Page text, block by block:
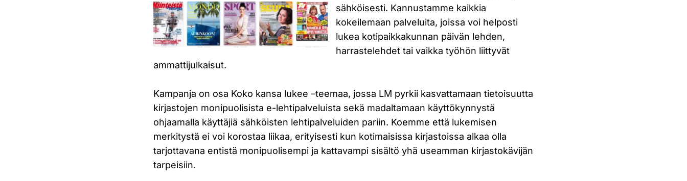
sähköisesti. Kannustamme kaikkia
kokeilemaan palveluita, joissa voi helposti
lukea kotipaikkakunnan päivän lehden,
harrastelehdet tai vaikka työhön liittyvät
ammattijulkaisut.
Kampanja on osa Koko kansa lukee –teemaa, jossa LM pyrkii kasvattamaan tietoisuutta
kirjastojen monipuolisista e-lehtipalveluista sekä madaltamaan käyttökynnystä
ohjaamalla käyttäjiä sähköisten lehtipalveluiden pariin. Koemme että lukemisen
merkitystä ei voi korostaa liikaa, erityisesti kun kotimaisissa kirjastoissa alkaa olla
tarjottavana entistä monipuolisempi ja kattavampi sisältö yhä useamman kirjastokävijän
tarpeisiin.